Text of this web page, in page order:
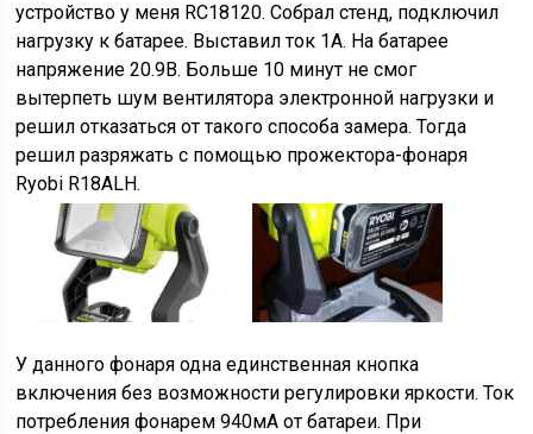
устройство у меня RC18120. Собрал стенд, подключил
нагрузку к батарее. Выставил ток 1А. На батарее
напряжение 20.9В. Больше 10 минут не смог
вытерпеть шум вентилятора электронной нагрузки и
решил отказаться от такого способа замера. Тогда
решил разряжать с помощью прожектора-фонаря
Ryobi R18ALH.
У данного фонаря одна единственная кнопка
включения без возможности регулировки яркости. Ток
потребления фонарем 940мА от батареи. При